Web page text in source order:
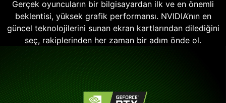
Gerçek oyuncuların bir bilgisayardan ilk ve en önemli
beklentisi, yüksek grafik performansı. NVIDIA’nın en
güncel teknolojilerini sunan ekran kartlarından dilediğini
seç, rakiplerinden her zaman bir adım önde ol.